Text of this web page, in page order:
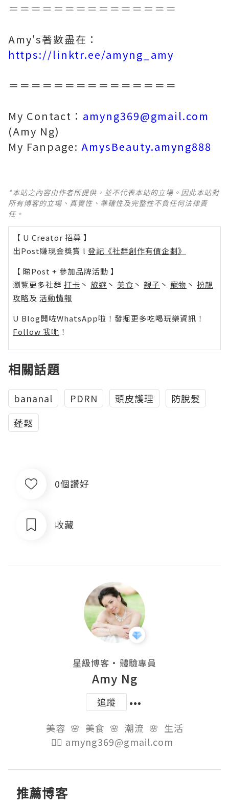
＝＝＝＝＝＝＝＝＝＝＝＝＝＝＝
Amy's著數盡在：
https://linktr.ee/amyng_amy
＝＝＝＝＝＝＝＝＝＝＝＝＝＝＝
My Contact： amyng369@gmail.com
(Amy Ng)
My Fanpage: AmysBeauty.amyng888
*本站之內容由作者所提供，並不代表本站的立場。因此本站對
所有博客的立場、真實性、準確性及完整性不負任何法律責
任。
【 U Creator 招募 】
出Post賺現金獎賞 l 登記《社群創作有價企劃》
【 睇Post + 參加品牌活動 】
瀏覽更多社群 打卡 丶 旅遊 丶 美食 丶 親子 丶 寵物 丶 扮靚
攻略及 活動情報
U Blog開咗WhatsApp啦！發掘更多吃喝玩樂資訊！
Follow 我哋 ！
相關話題
bananal PDRN 頭皮護理
防脫髮
蓬鬆
0個讚好
收藏
星級博客 ・ 體驗專員
Amy Ng
追蹤
美容  🌸  美食  🌸  潮流  🌸  生活
👉🏻 amyng369@gmail.com
推薦博客